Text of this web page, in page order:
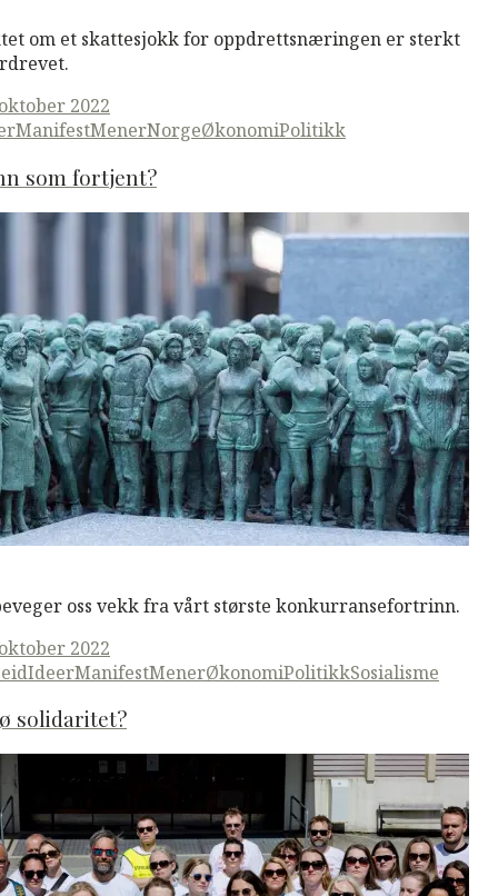
om et skattesjokk for oppdrettsnæringen er sterkt
2022
ManifestMenerNorgeØkonomiPolitikk
som fortjent?
oss vekk fra vårt største konkurransefortrinn.
2022
IdeerManifestMenerØkonomiPolitikkSosialisme
solidaritet?